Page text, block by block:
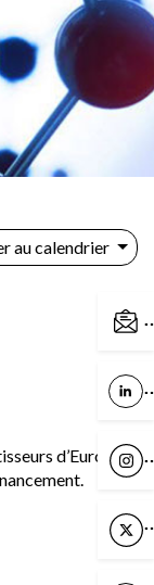
au calendrier
d’Europe